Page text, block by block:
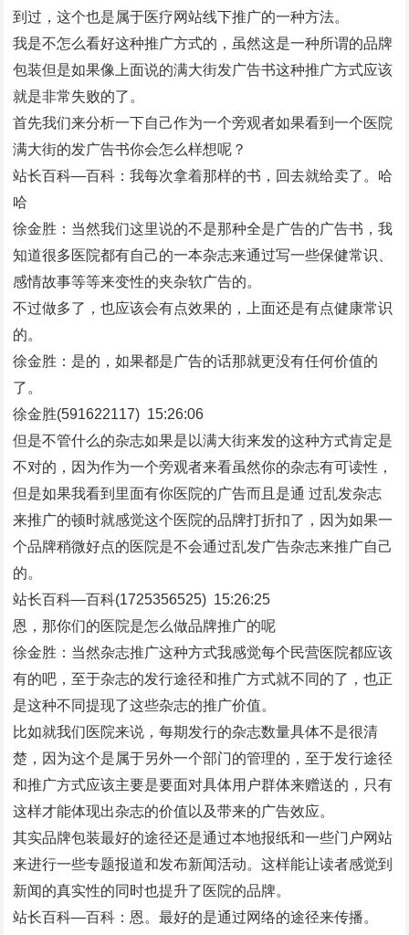
到过，这个也是属于医疗网站线下推广的一种方法。
我是不怎么看好这种推广方式的，虽然这是一种所谓的品牌
包装但是如果像上面说的满大街发广告书这种推广方式应该
就是非常失败的了。
首先我们来分析一下自己作为一个旁观者如果看到一个医院
满大街的发广告书你会怎么样想呢？
站长百科—百科：我每次拿着那样的书，回去就给卖了。哈
哈
徐金胜：当然我们这里说的不是那种全是广告的广告书，我
知道很多医院都有自己的一本杂志来通过写一些保健常识、
感情故事等等来变性的夹杂软广告的。
不过做多了，也应该会有点效果的，上面还是有点健康常识
的。
徐金胜：是的，如果都是广告的话那就更没有任何价值的
了。
徐金胜(591622117) 15:26:06
但是不管什么的杂志如果是以满大街来发的这种方式肯定是
不对的，因为作为一个旁观者来看虽然你的杂志有可读性，
但是如果我看到里面有你医院的广告而且是通 过乱发杂志
来推广的顿时就感觉这个医院的品牌打折扣了，因为如果一
个品牌稍微好点的医院是不会通过乱发广告杂志来推广自己
的。
站长百科—百科(1725356525) 15:26:25
恩，那你们的医院是怎么做品牌推广的呢
徐金胜：当然杂志推广这种方式我感觉每个民营医院都应该
有的吧，至于杂志的发行途径和推广方式就不同的了，也正
是这种不同提现了这些杂志的推广价值。
比如就我们医院来说，每期发行的杂志数量具体不是很清
楚，因为这个是属于另外一个部门的管理的，至于发行途径
和推广方式应该主要是要面对具体用户群体来赠送的，只有
这样才能体现出杂志的价值以及带来的广告效应。
其实品牌包装最好的途径还是通过本地报纸和一些门户网站
来进行一些专题报道和发布新闻活动。这样能让读者感觉到
新闻的真实性的同时也提升了医院的品牌。
站长百科—百科：恩。最好的是通过网络的途径来传播。